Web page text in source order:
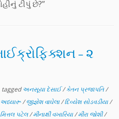
ટીપું છે?”
– ૨
taggedઅનસૂયા દેસાઈ/કેતન પ્રજાપતિ/
અધ્યારૂ/જીજ્ઞેશ વાઘેલા/દિવ્યેશ સોડવડીયા/
મિત્તલ પટેલ/મીનાક્ષી વખારિયા/મીરા જોશી/